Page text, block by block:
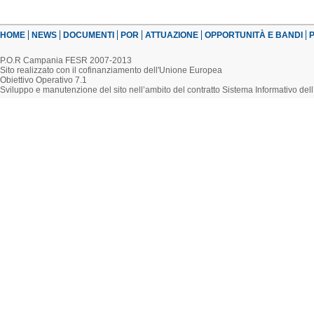
HOME NEWS DOCUMENTI POR ATTUAZIONE OPPORTUNITÀ E BANDI
P.O.R Campania FESR 2007-2013
Sito realizzato con il cofinanziamento dell'Unione Europea
Obiettivo Operativo 7.1
Sviluppo e manutenzione del sito nell’ambito del contratto Sistema Informativo